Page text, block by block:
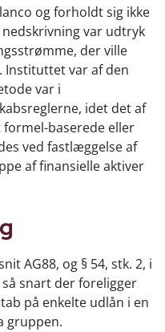
og forholdt sig ikke
var udtryk
der ville
Instituttet var af den
var i
idet det af
formel-baserede eller
ved fastlæggelse af
af finansielle aktiver
AG88, og § 54, stk. 2, i
snart der foreligger
på enkelte udlån i en
gruppen.